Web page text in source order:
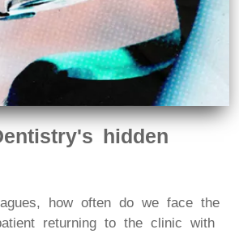
hidden
how often do we face the
returning to the clinic with